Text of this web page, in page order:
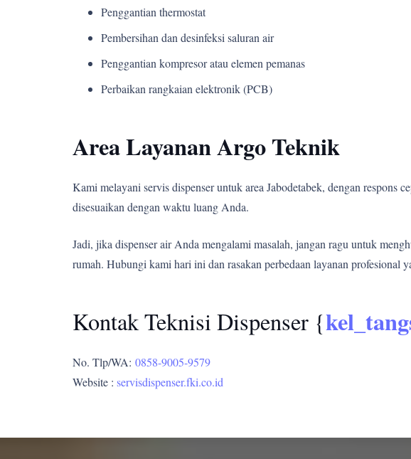
Penggantian thermostat
Pembersihan dan desinfeksi saluran air
Penggantian kompresor atau elemen pemanas
Perbaikan rangkaian elektronik (PCB)
Area Layanan Argo Teknik
Kami melayani servis dispenser untuk area Jabodetabek, dengan respons
disesuaikan dengan waktu luang Anda.
Jadi, jika dispenser air Anda mengalami masalah, jangan ragu untuk
rumah. Hubungi kami hari ini dan rasakan perbedaan layanan profesional
Kontak Teknisi Dispenser {
No. Tlp/WA: 0858-9005-9579
Website : servisdispenser.fki.co.id